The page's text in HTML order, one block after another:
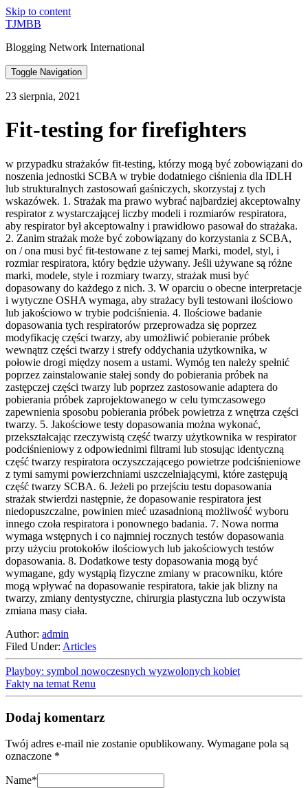
Skip to content
TJMBB
Blogging Network International
Toggle Navigation
23 sierpnia, 2021
Fit-testing for firefighters
w przypadku strażaków fit-testing, którzy mogą być zobowiązani do
noszenia jednostki SCBA w trybie dodatniego ciśnienia dla IDLH
lub strukturalnych zastosowań gaśniczych, skorzystaj z tych
wskazówek. 1. Strażak ma prawo wybrać najbardziej akceptowalny
respirator z wystarczającej liczby modeli i rozmiarów respiratora,
aby respirator był akceptowalny i prawidłowo pasował do strażaka.
2. Zanim strażak może być zobowiązany do korzystania z SCBA,
on / ona musi być fit-testowane z tej samej Marki, model, styl, i
rozmiar respiratora, który będzie używany. Jeśli używane są różne
marki, modele, style i rozmiary twarzy, strażak musi być
dopasowany do każdego z nich. 3. W oparciu o obecne interpretacje
i wytyczne OSHA wymaga, aby strażacy byli testowani ilościowo
lub jakościowo w trybie podciśnienia. 4. Ilościowe badanie
dopasowania tych respiratorów przeprowadza się poprzez
modyfikację części twarzy, aby umożliwić pobieranie próbek
wewnątrz części twarzy i strefy oddychania użytkownika, w
połowie drogi między nosem a ustami. Wymóg ten należy spełnić
poprzez zainstalowanie stałej sondy do pobierania próbek na
zastępczej części twarzy lub poprzez zastosowanie adaptera do
pobierania próbek zaprojektowanego w celu tymczasowego
zapewnienia sposobu pobierania próbek powietrza z wnętrza części
twarzy. 5. Jakościowe testy dopasowania można wykonać,
przekształcając rzeczywistą część twarzy użytkownika w respirator
podciśnieniowy z odpowiednimi filtrami lub stosując identyczną
część twarzy respiratora oczyszczającego powietrze podciśnieniowe
z tymi samymi powierzchniami uszczelniającymi, które zastępują
część twarzy SCBA. 6. Jeżeli po przejściu testu dopasowania
strażak stwierdzi następnie, że dopasowanie respiratora jest
niedopuszczalne, powinien mieć uzasadnioną możliwość wyboru
innego czoła respiratora i ponownego badania. 7. Nowa norma
wymaga wstępnych i co najmniej rocznych testów dopasowania
przy użyciu protokołów ilościowych lub jakościowych testów
dopasowania. 8. Dodatkowe testy dopasowania mogą być
wymagane, gdy wystąpią fizyczne zmiany w pracowniku, które
mogą wpływać na dopasowanie respiratora, takie jak blizny na
twarzy, zmiany dentystyczne, chirurgia plastyczna lub oczywista
zmiana masy ciała.
Author: admin
Filed Under: Articles
Playboy: symbol nowoczesnych wyzwolonych kobiet
Fakty na temat Renu
Dodaj komentarz
Twój adres e-mail nie zostanie opublikowany. Wymagane pola są
oznaczone *
Name*